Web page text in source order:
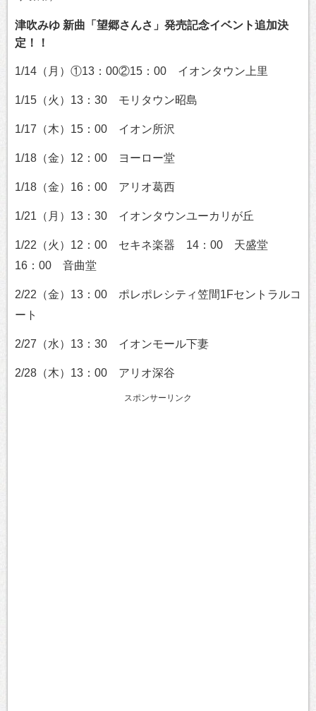
津吹みゆ 新曲「望郷さんさ」発売記念イベント追加決
定！！
1/14（月）①13：00②15：00 イオンタウン上里
1/15（火）13：30 モリタウン昭島
1/17（木）15：00 イオン所沢
1/18（金）12：00 ヨーロー堂
1/18（金）16：00 アリオ葛西
1/21（月）13：30 イオンタウンユーカリが丘
1/22（火）12：00 セキネ楽器 14：00 天盛堂
16：00 音曲堂
2/22（金）13：00 ポレポレシティ笠間1Fセントラルコ
ート
2/27（水）13：30 イオンモール下妻
2/28（木）13：00 アリオ深谷
スポンサーリンク